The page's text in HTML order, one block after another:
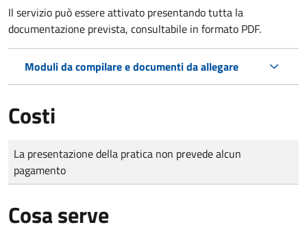
Il servizio può essere attivato presentando tutta la
documentazione prevista, consultabile in formato PDF.
Moduli da compilare e documenti da allegare
Costi
Tipo di pagamento
Importo
La presentazione della pratica non prevede alcun
pagamento
Cosa serve